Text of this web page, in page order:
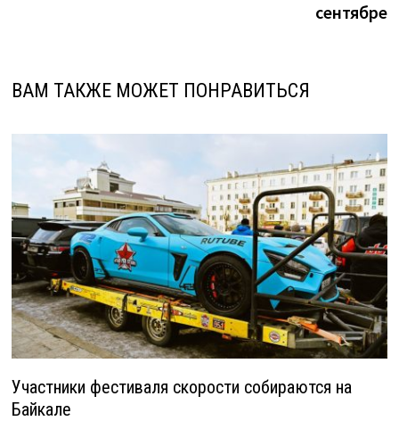
сентябре
ВАМ ТАКЖЕ МОЖЕТ ПОНРАВИТЬСЯ
Участники фестиваля скорости собираются на
Байкале